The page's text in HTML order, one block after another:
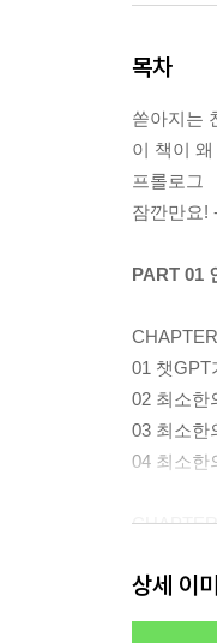
목차
쏟아지는
이 책이 왜
프롤로그
잠깐만요!
PART 01
01 챗GPT
02 최소
03 최소한
04 최소한
02 최소한
03 최소한
상세 이